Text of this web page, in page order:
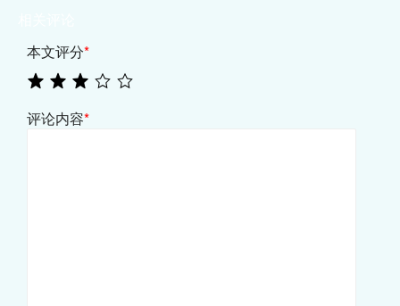
本文评分*
评论内容*